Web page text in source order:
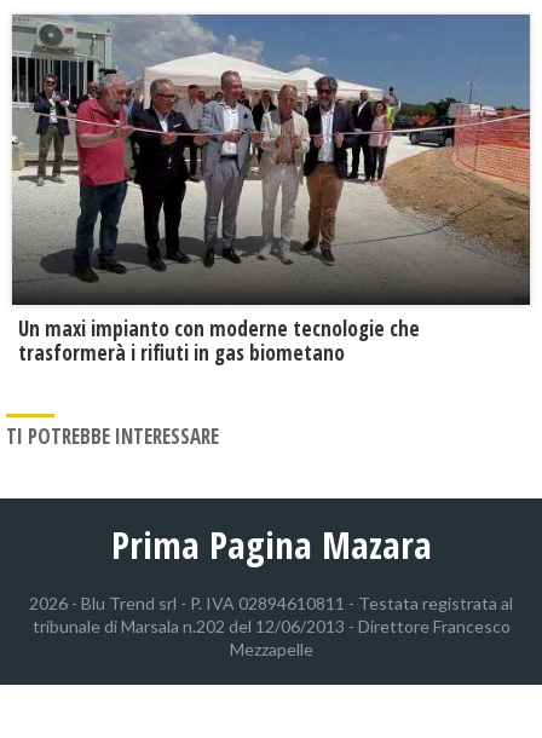
Un maxi impianto con moderne tecnologie che
trasformerà i rifiuti in gas biometano
TI POTREBBE INTERESSARE
Prima Pagina Mazara
2026 - Blu Trend srl - P. IVA 02894610811 - Testata registrata al
tribunale di Marsala n.202 del 12/06/2013 - Direttore Francesco
Mezzapelle